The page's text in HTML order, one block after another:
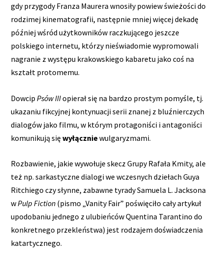
gdy przygody Franza Maurera wnosiły powiew świeżości do
rodzimej kinematografii, następnie mniej więcej dekadę
później wśród użytkowników raczkującego jeszcze
polskiego internetu, którzy nieświadomie wypromowali
nagranie z występu krakowskiego kabaretu jako coś na
kształt protomemu.
DowcipPsów IIIopierał się na bardzo prostym pomyśle, tj.
ukazaniu fikcyjnej kontynuacji serii znanej z bluźnierczych
dialogów jako filmu, w którym protagoniści i antagoniści
komunikują sięwyłączniewulgaryzmami.
Rozbawienie, jakie wywołuje skecz Grupy Rafała Kmity, ale
też np. sarkastyczne dialogi we wczesnych dziełach Guya
Ritchiego czy słynne, zabawne tyrady Samuela L. Jacksona
wPulp Fiction (pismo „Vanity Fair” poświęciło cały artykuł
upodobaniu jednego z ulubieńców Quentina Tarantino do
konkretnego przekleństwa) jest rodzajem doświadczenia
katartycznego.